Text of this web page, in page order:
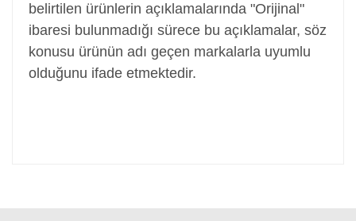
belirtilen ürünlerin açıklamalarında "Orijinal"
ibaresi bulunmadığı sürece bu açıklamalar, söz
konusu ürünün adı geçen markalarla uyumlu
olduğunu ifade etmektedir.